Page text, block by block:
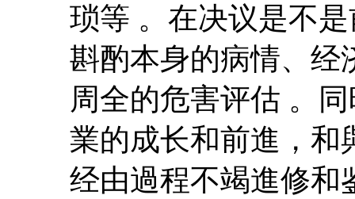
琐等 。在决议是不
斟酌本身的病情、经
周全的危害评估 。
業的成长和前進，和
经由過程不竭進修和